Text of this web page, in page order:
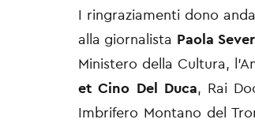
I ringraziamenti dono
alla giornalista Paola
Ministero della Cultura,
et Cino Del Duca, Rai
Imbrifero Montano del